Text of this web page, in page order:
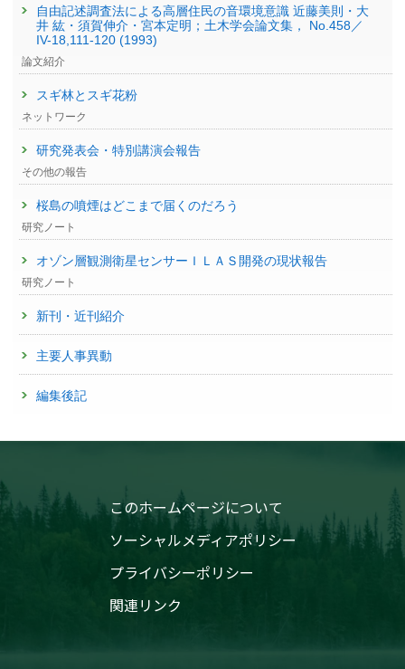
自由記述調査法による高層住民の音環境意識 近藤美則・大
井 紘・須賀伸介・宮本定明；土木学会論文集， No.458／
IV-18,111-120 (1993)
論文紹介
スギ林とスギ花粉
ネットワーク
研究発表会・特別講演会報告
その他の報告
桜島の噴煙はどこまで届くのだろう
研究ノート
オゾン層観測衛星センサーＩＬＡＳ開発の現状報告
研究ノート
新刊・近刊紹介
主要人事異動
編集後記
このホームページについて
ソーシャルメディアポリシー
プライバシーポリシー
関連リンク